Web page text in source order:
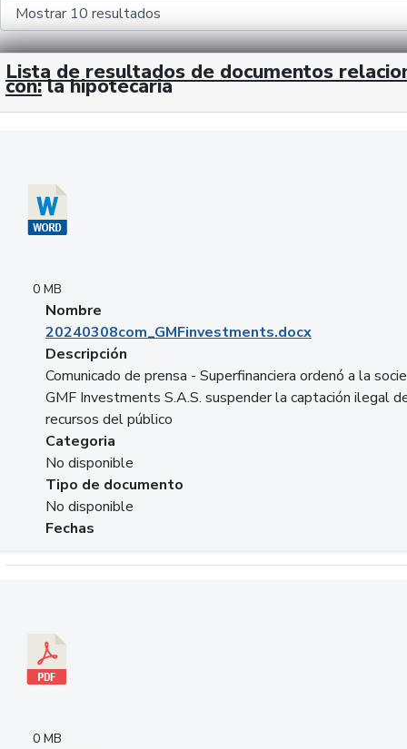
Lista de resultados de documentos
con: la hipotecaria
0 MB
Nombre
20240308com_GMFinvestments.docx
Descripción
Comunicado de prensa - Superfinanciera ordenó a la
GMF Investments S.A.S. suspender la captación ilegal
recursos del público
Categoria
No disponible
Tipo de documento
No disponible
Fechas
0 MB